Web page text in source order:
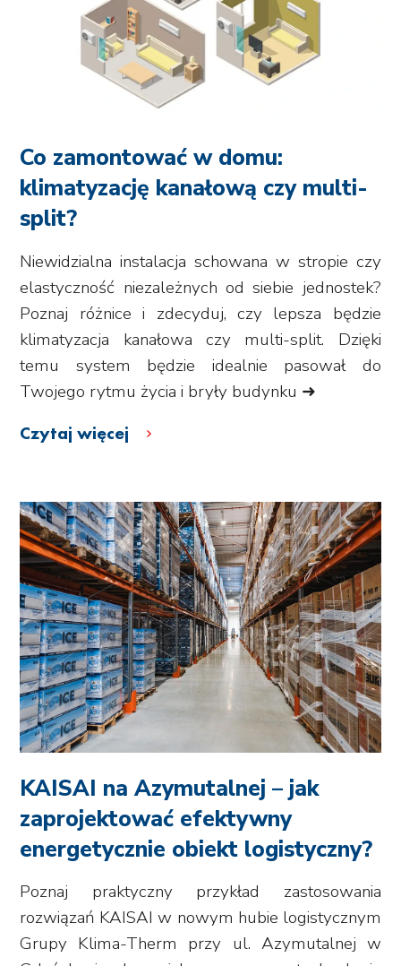
Co zamontować w domu:
klimatyzację kanałową czy multi-
split?
Niewidzialna instalacja schowana w stropie czy
elastyczność niezależnych od siebie jednostek?
Poznaj różnice i zdecyduj, czy lepsza będzie
klimatyzacja kanałowa czy multi-split. Dzięki
temu system będzie idealnie pasował do
Twojego rytmu życia i bryły budynku ➜
Czytaj więcej
KAISAI na Azymutalnej – jak
zaprojektować efektywny
energetycznie obiekt logistyczny?
Poznaj praktyczny przykład zastosowania
rozwiązań KAISAI w nowym hubie logistycznym
Grupy Klima-Therm przy ul. Azymutalnej w